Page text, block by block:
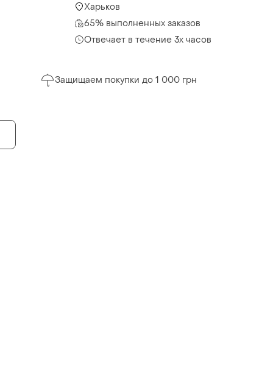
Харьков
65% выполненных заказов
Отвечает в течение 3х часов
Защищаем покупки до 1 000 грн